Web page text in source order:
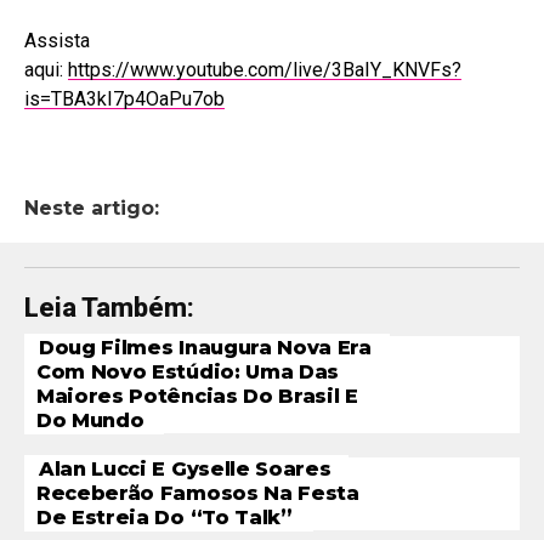
Assista
aqui: https://www.youtube.com/live/3BaIY_KNVFs?
is=TBA3kI7p4OaPu7ob
Neste artigo:
Leia Também:
Doug Filmes Inaugura Nova Era
Com Novo Estúdio: Uma Das
Maiores Potências Do Brasil E
Do Mundo
Alan Lucci E Gyselle Soares
Receberão Famosos Na Festa
De Estreia Do “To Talk”